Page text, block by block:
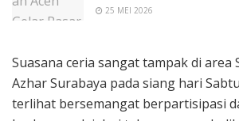
25 MEI 2026
Suasana ceria sangat tampak di area
Azhar Surabaya pada siang hari
terlihat bersemangat berpartisipasi